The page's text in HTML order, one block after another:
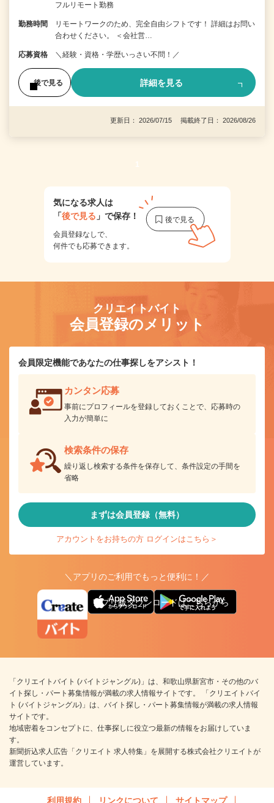
フルリモート勤務
勤務時間
リモートワークのため、完全自由シフトです！ 詳細はお問い
合わせください。 ＜会社営…
応募資格 ＼経験・資格・学歴いっさい不問！／
後で見る 詳細を見る
更新日： 2026/07/15 掲載終了日： 2026/08/26
1
気になる求人は
「後で見る 」で保存！
会員登録なしで、
何件でも応募できます。
クリエイトバイト
会員登録のメリット
会員限定機能であなたの仕事探しをアシスト！
カンタン応募
事前にプロフィールを登録しておくことで、応募時の
入力が簡単に
検索条件の保存
繰り返し検索する条件を保存して、条件設定の手間を
省略
まずは会員登録（無料）
アカウントをお持ちの方 ログインはこちら＞
＼アプリのご利用でもっと便利に！／
アプリ版ダウンロードはこちらから
「クリエイトバイト (バイトジャングル)」は、和歌山県新宮市・その他のバ
イト探し・パート募集情報が満載の求人情報サイトです。 「クリエイトバイ
ト (バイトジャングル)」は、バイト探し・パート募集情報が満載の求人情報
サイトです。
地域密着をコンセプトに、仕事探しに役立つ最新の情報をお届けしていま
す。
新聞折込求人広告「クリエイト 求人特集」を展開する株式会社クリエイトが
運営しています。
利用規約 リンクについて サイトマップ